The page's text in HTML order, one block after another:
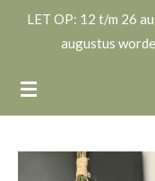
de
hoofdinhoud
LET OP: 12 t/m 26
augustus